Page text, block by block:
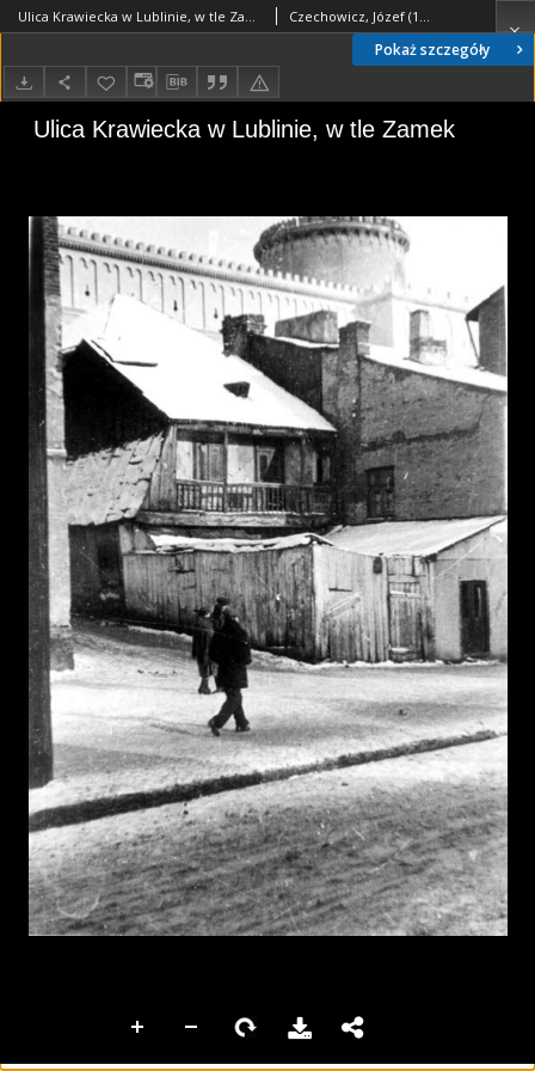
Pokaż szczegóły
Ulica Krawiecka w Lublinie, w tle Zamek Czechowicz, Józef (1903-1939)